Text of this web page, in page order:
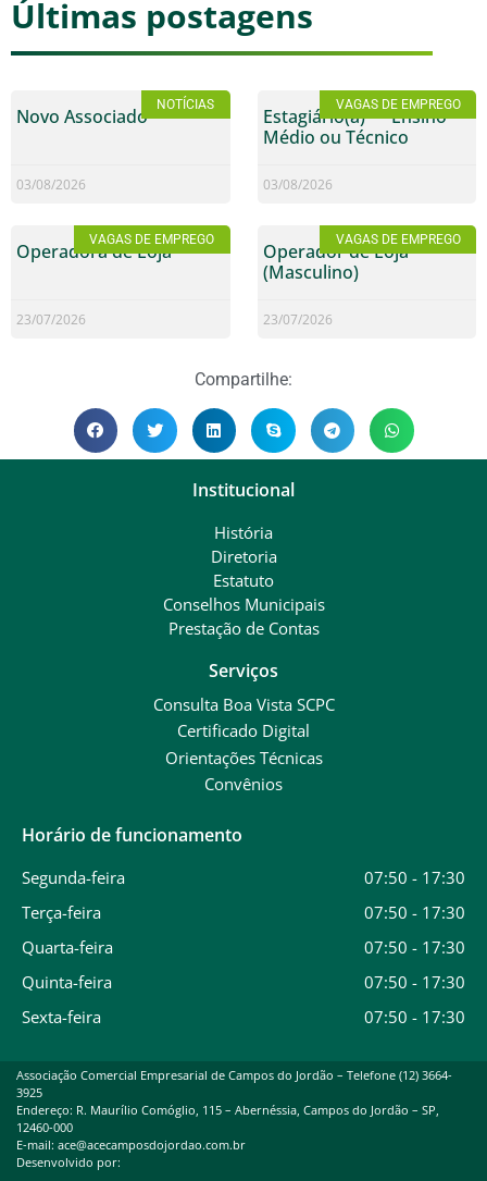
Últimas postagens
NOTÍCIAS
Novo Associado
03/08/2026
VAGAS DE EMPREGO
Estagiário(a) — Ensino
Médio ou Técnico
03/08/2026
VAGAS DE EMPREGO
Operadora de Loja
23/07/2026
VAGAS DE EMPREGO
Operador de Loja
(Masculino)
23/07/2026
Compartilhe:
Institucional
História
Diretoria
Estatuto
Conselhos Municipais
Prestação de Contas
Serviços
Consulta Boa Vista SCPC
Certificado Digital
Orientações Técnicas
Convênios
Horário de funcionamento
Segunda-feira
07:50 - 17:30
Terça-feira
07:50 - 17:30
Quarta-feira
07:50 - 17:30
Quinta-feira
07:50 - 17:30
Sexta-feira
07:50 - 17:30
Associação Comercial Empresarial de Campos do Jordão – Telefone (12) 3664-
3925
Endereço: R. Maurílio Comóglio, 115 – Abernéssia, Campos do Jordão – SP,
12460-000
E-mail: ace@acecamposdojordao.com.br
Desenvolvido por: